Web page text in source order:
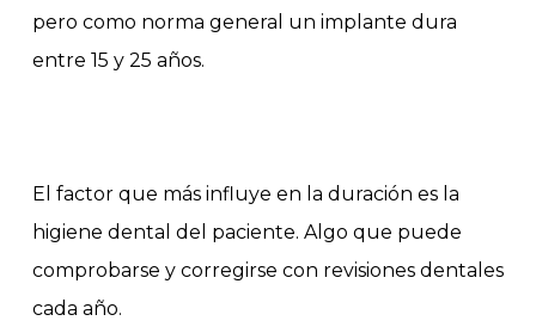
pero como norma general un implante dura
entre 15 y 25 años.
El factor que más influye en la duración es la
higiene dental del paciente. Algo que puede
comprobarse y corregirse con revisiones dentales
cada año.